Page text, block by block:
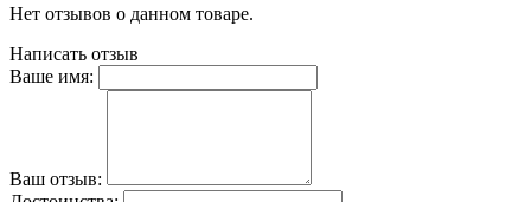
Нет отзывов о данном товаре.
Написать отзыв
Ваше имя:
Ваш отзыв: